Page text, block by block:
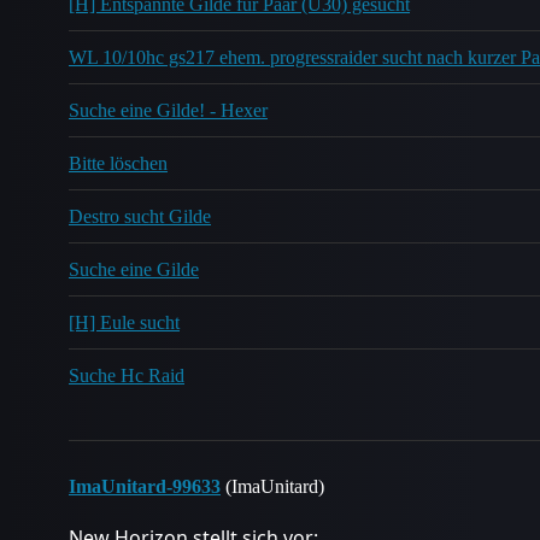
[H] Entspannte Gilde für Paar (Ü30) gesucht
WL 10/10hc gs217 ehem. progressraider sucht nach kurzer
Suche eine Gilde! - Hexer
Bitte löschen
Destro sucht Gilde
Suche eine Gilde
[H] Eule sucht
Suche Hc Raid
ImaUnitard-99633 (ImaUnitard)